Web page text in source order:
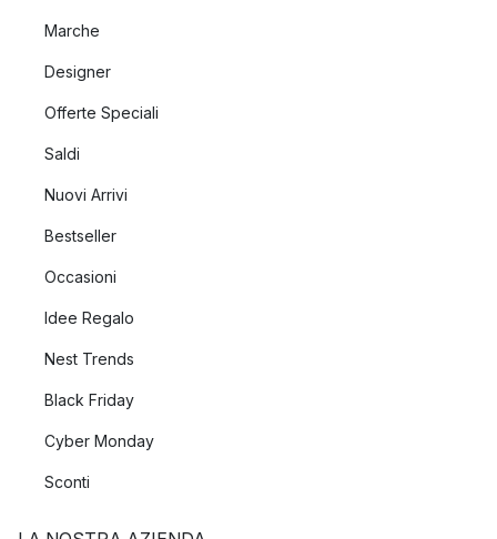
Marche
Designer
Offerte Speciali
Saldi
Nuovi Arrivi
Bestseller
Occasioni
Idee Regalo
Nest Trends
Black Friday
Cyber Monday
Sconti